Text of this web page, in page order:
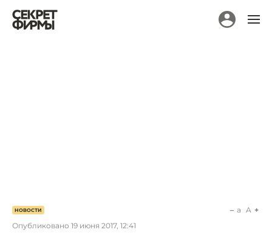
НОВОСТИ
Опубликовано 19 июня 2017, 12:41
a A